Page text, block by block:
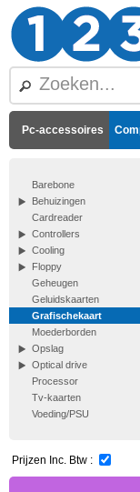
Pc-accessoires
Barebone
Behuizingen
Cardreader
Controllers
Cooling
Floppy
Geheugen
Geluidskaarten
Grafischekaart
Moederborden
Opslag
Optical drive
Processor
Tv-kaarten
Voeding/PSU
Prijzen Inc. Btw :